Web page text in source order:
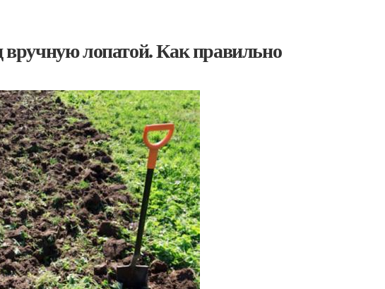
лопатой. Как правильно